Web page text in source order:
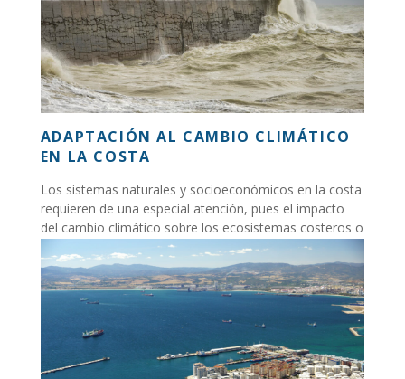
ADAPTACIÓN AL CAMBIO CLIMÁTICO
EN LA COSTA
Los sistemas naturales y socioeconómicos en la costa
requieren de una especial atención, pues el impacto
del cambio climático sobre los ecosistemas costeros o
sobre las comunidades...